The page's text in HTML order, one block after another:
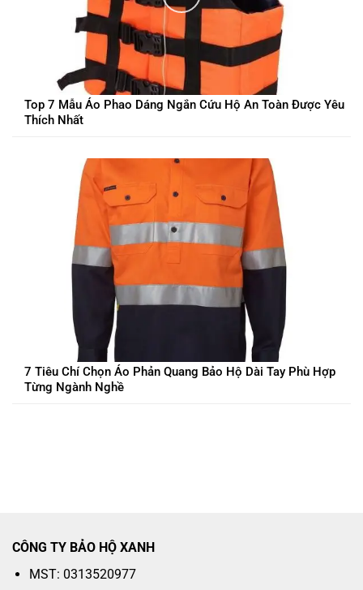
Top 7 Mẫu Áo Phao Dáng Ngắn Cứu Hộ An Toàn Được Yêu
Thích Nhất
7 Tiêu Chí Chọn Áo Phản Quang Bảo Hộ Dài Tay Phù Hợp
Từng Ngành Nghề
CÔNG TY BẢO HỘ XANH
MST: 0313520977